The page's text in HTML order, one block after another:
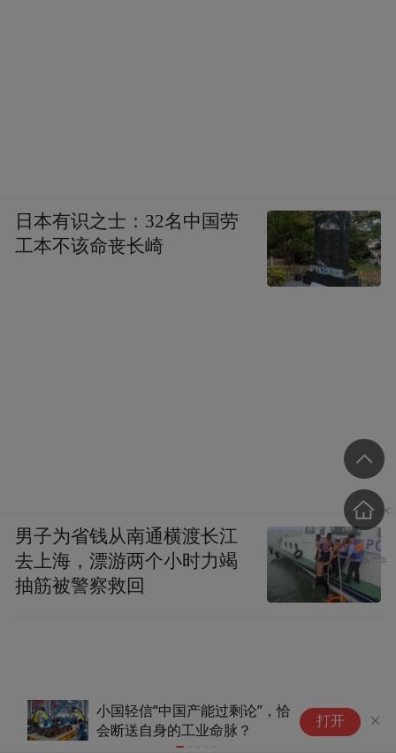
小国轻信“中国产能过剩论”，恰
会断送自身的工业命脉？
中信证券：
段
打开
日本有识之士：32名中国劳
工本不该命丧长崎
男子为省钱从南通横渡长江
去上海，漂游两个小时力竭
抽筋被警察救回